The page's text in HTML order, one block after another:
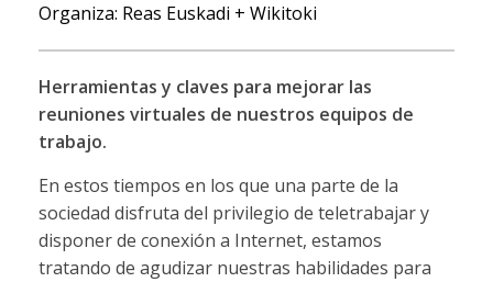
Organiza: Reas Euskadi + Wikitoki
Herramientas y claves para mejorar las
reuniones virtuales de nuestros equipos de
trabajo.
En estos tiempos en los que una parte de la
sociedad disfruta del privilegio de teletrabajar y
disponer de conexión a Internet, estamos
tratando de agudizar nuestras habilidades para